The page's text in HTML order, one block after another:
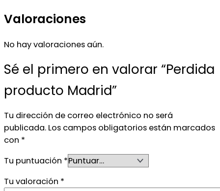
Valoraciones
No hay valoraciones aún.
Sé el primero en valorar “Perdida
producto Madrid”
Tu dirección de correo electrónico no será
publicada. Los campos obligatorios están marcados
con *
Tu puntuación *
Tu valoración *